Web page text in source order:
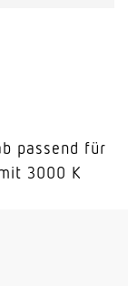
passend für
3000 K